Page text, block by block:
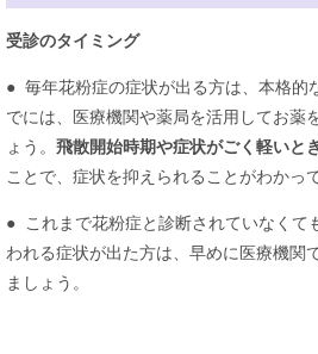
受診のタイミング
● 毎年花粉症の症状が出る方は、本格的
でには、医療機関や薬局を活用してお薬
ょう。 飛散開始時期や症状がごく軽いと
ことで、症状を抑えられることがわかっ
● これまで花粉症と診断されていなくて
われる症状が出た方は、早めに医療機関
ましょう。